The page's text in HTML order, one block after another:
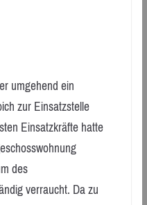
umgehend ein
zur Einsatzstelle
Einsatzkräfte hatte
des
verraucht. Da zu